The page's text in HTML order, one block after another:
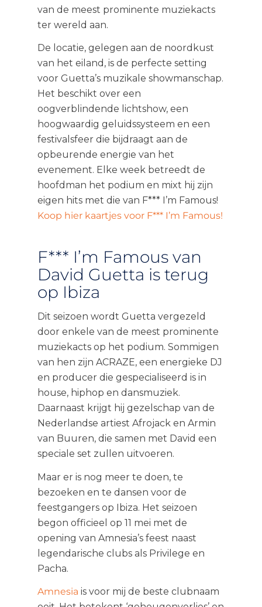
van de meest prominente muziekacts
ter wereld aan.
De locatie, gelegen aan de noordkust
van het eiland, is de perfecte setting
voor Guetta’s muzikale showmanschap.
Het beschikt over een
oogverblindende lichtshow, een
hoogwaardig geluidssysteem en een
festivalsfeer die bijdraagt ​​aan de
opbeurende energie van het
evenement. Elke week betreedt de
hoofdman het podium en mixt hij zijn
eigen hits met die van F*** I’m Famous!
Koop hier kaartjes voor F*** I’m Famous!
F*** I’m Famous van
David Guetta is terug
op Ibiza
Dit seizoen wordt Guetta vergezeld
door enkele van de meest prominente
muziekacts op het podium. Sommigen
van hen zijn ACRAZE, een energieke DJ
en producer die gespecialiseerd is in
house, hiphop en dansmuziek.
Daarnaast krijgt hij gezelschap van de
Nederlandse artiest Afrojack en Armin
van Buuren, die samen met David een
speciale set zullen uitvoeren.
Maar er is nog meer te doen, te
bezoeken en te dansen voor de
feestgangers op Ibiza. Het seizoen
begon officieel op 11 mei met de
opening van Amnesia’s feest naast
legendarische clubs als Privilege en
Pacha.
Amnesia is voor mij de beste clubnaam